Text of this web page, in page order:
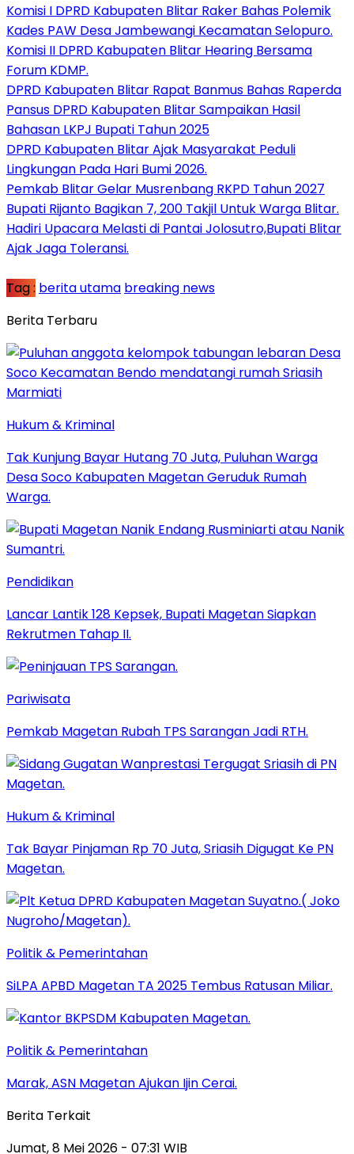
Komisi I DPRD Kabupaten Blitar Raker Bahas Polemik
Kades PAW Desa Jambewangi Kecamatan Selopuro.
Komisi II DPRD Kabupaten Blitar Hearing Bersama
Forum KDMP.
DPRD Kabupaten Blitar Rapat Banmus Bahas Raperda
Pansus DPRD Kabupaten Blitar Sampaikan Hasil
Bahasan LKPJ Bupati Tahun 2025
DPRD Kabupaten Blitar Ajak Masyarakat Peduli
Lingkungan Pada Hari Bumi 2026.
Pemkab Blitar Gelar Musrenbang RKPD Tahun 2027
Bupati Rijanto Bagikan 7, 200 Takjil Untuk Warga Blitar.
Hadiri Upacara Melasti di Pantai Jolosutro,Bupati Blitar
Ajak Jaga Toleransi.
Tag : berita utama breaking news
Berita Terbaru
Hukum & Kriminal
Tak Kunjung Bayar Hutang 70 Juta, Puluhan Warga
Desa Soco Kabupaten Magetan Geruduk Rumah
Warga.
Pendidikan
Lancar Lantik 128 Kepsek, Bupati Magetan Siapkan
Rekrutmen Tahap II.
Pariwisata
Pemkab Magetan Rubah TPS Sarangan Jadi RTH.
Hukum & Kriminal
Tak Bayar Pinjaman Rp 70 Juta, Sriasih Digugat Ke PN
Magetan.
Politik & Pemerintahan
SiLPA APBD Magetan TA 2025 Tembus Ratusan Miliar.
Politik & Pemerintahan
Marak, ASN Magetan Ajukan Ijin Cerai.
Berita Terkait
Jumat, 8 Mei 2026 - 07:31 WIB